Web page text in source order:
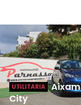
UTILITARIA Aixam
City